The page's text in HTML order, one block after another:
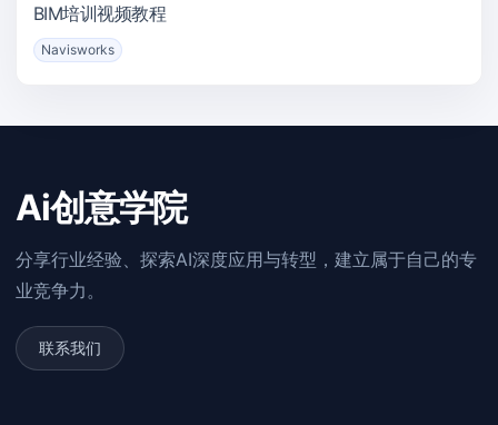
BIM培训视频教程
Navisworks
Ai创意学院
分享行业经验、探索AI深度应用与转型，建立属于自己的专
业竞争力。
联系我们